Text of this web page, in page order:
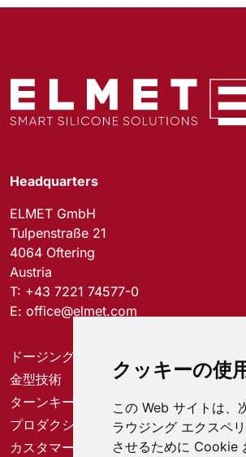
クッキーの使
この Web サイトは、
ラウジング エクスペ
させるために Cookie
Headquarters
ELMET GmbH
Tulpenstraße 21
4064 Oftering
Austria
T: +43 7221 74577-0
E: office@elmet.com
ドージングシステム
金型技術
ターンキーソリューション
プロダクションソリューション
カスタマーサービスセンター